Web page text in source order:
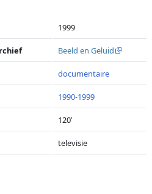
1999
Beeld en Geluid
documentaire
1990-1999
120’
televisie